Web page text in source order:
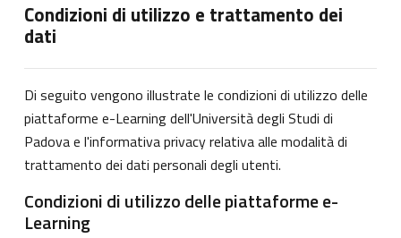
Condizioni di utilizzo e trattamento dei
dati
Di seguito vengono illustrate le condizioni di utilizzo delle
piattaforme e-Learning dell'Università degli Studi di
Padova e l'informativa privacy relativa alle modalità di
trattamento dei dati personali degli utenti.
Condizioni di utilizzo delle piattaforme e-
Learning